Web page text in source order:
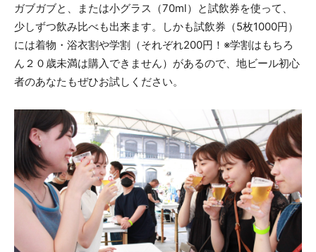
ガブガブと、または小グラス（70ml）と試飲券を使って、
少しずつ飲み比べも出来ます。しかも試飲券（5枚1000円）
には着物・浴衣割や学割（それぞれ200円！※学割はもちろ
ん２０歳未満は購入できません）があるので、地ビール初心
者のあなたもぜひお試しください。